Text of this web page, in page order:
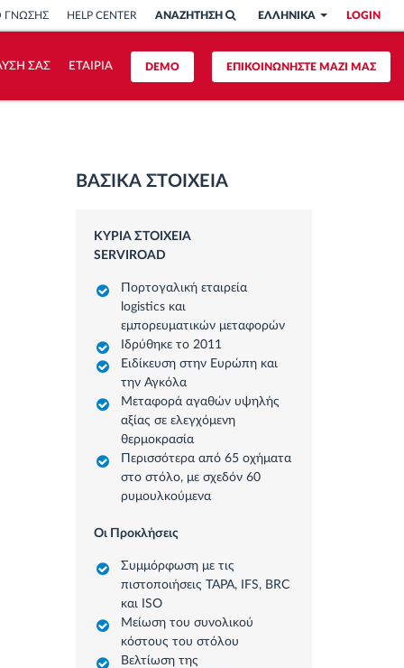
LOGIN
ΕΛΛΗΝΙΚΑ
ΑΝΑΖΗΤΗΣΗ
ΓΝΩΣΗΣ HELP CENTER
ΕΠΙΚΟΙΝΩΝΗΣΤΕ ΜΑΖΙ ΜΑΣ
DEMO
ΣΑΣ ΕΤΑΙΡΙΑ
ΒΑΣΙΚΑ ΣΤΟΙΧΕΙΑ
ΚΥΡΙΑ ΣΤΟΙΧΕΙΑ
SERVIROAD
Πορτογαλική εταιρεία
logistics και
εμπορευματικών μεταφορών
Ιδρύθηκε το 2011
Ειδίκευση στην Ευρώπη και
την Αγκόλα
Μεταφορά αγαθών υψηλής
αξίας σε ελεγχόμενη
θερμοκρασία
Περισσότερα από 65 οχήματα
στο στόλο, με σχεδόν 60
ρυμουλκούμενα
Οι Προκλήσεις
Συμμόρφωση με τις
πιστοποιήσεις TAPA, IFS, BRC
και ISO
Μείωση του συνολικού
κόστους του στόλου
Βελτίωση της